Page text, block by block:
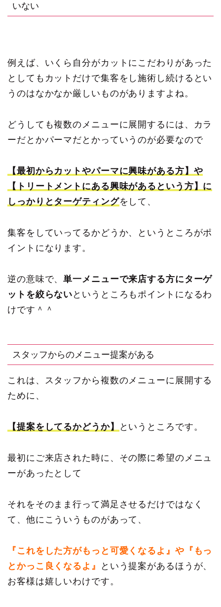
いない
例えば、いくら自分がカットにこだわりがあった
としてもカットだけで集客をし施術し続けるとい
うのはなかなか厳しいものがありますよね。
どうしても複数のメニューに展開するには、カラ
ーだとかパーマだとかっていうのが必要なので
【最初からカットやパーマに興味がある方】や
【トリートメントにある興味があるという方】に
しっかりとターゲティングをして、
集客をしていってるかどうか、というところがポ
イントになります。
逆の意味で、単一メニューで来店する方にターゲ
ットを絞らない というところもポイントになるわ
けです＾＾
スタッフからのメニュー提案がある
これは、スタッフから複数のメニューに展開する
ために、
【提案をしてるかどうか】 というところです。
最初にご来店された時に、その際に希望のメニュ
ーがあったとして
それをそのまま行って満足させるだけではなく
て、他にこういうものがあって、
『これをした方がもっと可愛くなるよ』や『もっ
とかっこ良くなるよ』
という提案があるほうが、
お客様は嬉しいわけです。